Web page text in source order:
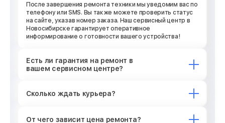
После завершения ремонта техники мы уведомим вас по
телефону или SMS. Вы также можете проверить статус
на сайте, указав номер заказа. Наш сервисный центр в
Новосибирске гарантирует оперативное
информирование о готовности вашего устройства!
Есть ли гарантия на ремонт в
вашем сервисном центре?
Сколько ждать курьера?
От чего зависит цена ремонта?